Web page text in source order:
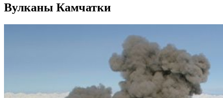
Вулканы Камчатки